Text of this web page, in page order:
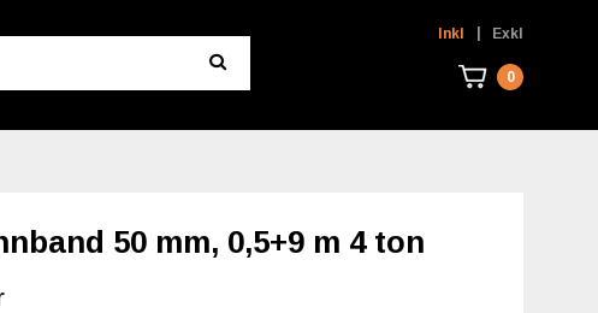
Inkl Exkl
0
50 mm, 0,5+9 m 4 ton